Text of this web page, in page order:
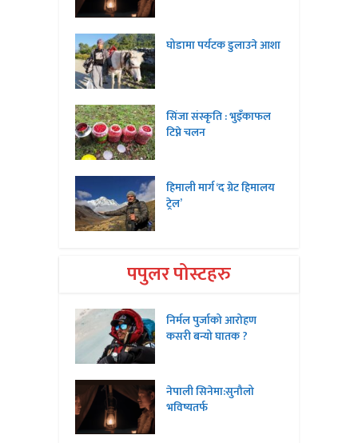
घोडामा पर्यटक डुलाउने आशा
सिंजा संस्कृति : भुइँकाफल
टिप्ने चलन
हिमाली मार्ग ‘द ग्रेट हिमालय
ट्रेल’
पपुलर पोस्टहरु
निर्मल पुर्जाको आरोहण
कसरी बन्यो घातक ?
नेपाली सिनेमा:सुनौलो
भविष्यतर्फ